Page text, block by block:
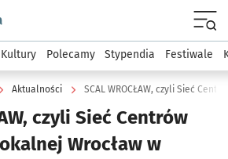
podserwis: Kultura
Kultury Polecamy Stypendia Festiwale
Aktualności
czyli Sieć Centrów
Wrocław w